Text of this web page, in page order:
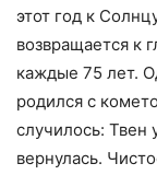
этот год к
возвращается к
каждые 75 лет.
родился с
случилось: Твен
вернулась.